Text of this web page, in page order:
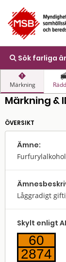
Sök farliga
Märkning
Märkning &
ÖVERSIKT
Ämne:
Furfurylalkohol
Låggradigt
Skylt enligt
60
2874